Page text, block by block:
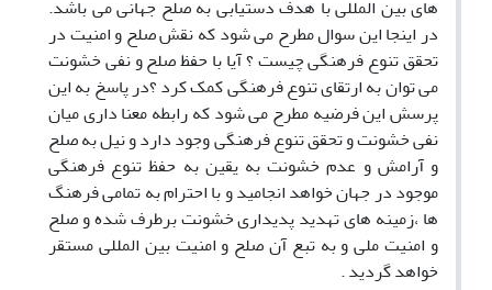
های بین المللی با هدف دستیابی به صلح جهانی می باشد.
در اینجا این سوال مطرح می شود که نقش صلح و امنیت در
تحقق تنوع فرهنگی چیست ؟ آیا با حفظ صلح و نفی خشونت
می توان به ارتقای تنوع فرهنگی کمک کرد ؟در پاسخ به این
پرسش این فرضیه مطرح می شود که رابطه معنا داری میان
نفی خشونت و تحقق تنوع فرهنگی وجود دارد و نیل به صلح
و آرامش و عدم خشونت به یقین به حفظ تنوع فرهنگی
موجود در جهان خواهد انجامید و با احترام به تمامی فرهنگ
ها ،زمینه های تهدید پدیداری خشونت برطرف شده و صلح
و امنیت ملی و به تبع آن صلح و امنیت بین المللی مستقر
خواهد گردید .